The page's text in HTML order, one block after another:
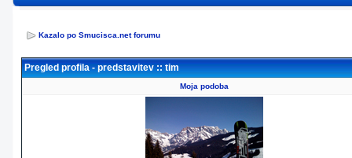
Kazalo po Smucisca.net forumu
Pregled profila - predstavitev :: tim
Moja podoba